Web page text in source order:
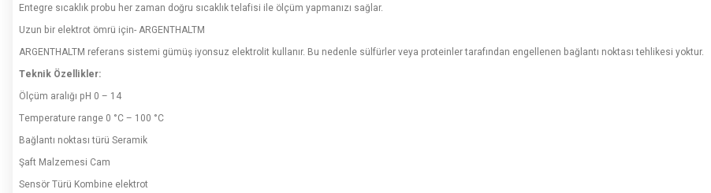
Entegre sıcaklık probu her zaman doğru sıcaklık telafisi ile ölçüm yapmanızı sağlar.
Uzun bir elektrot ömrü için- ARGENTHALTM
ARGENTHALTM referans sistemi gümüş iyonsuz elektrolit kullanır. Bu nedenle sülfürler veya proteinler tarafından engellenen bağlantı noktası tehlikesi yoktur.
Teknik Özellikler:
Ölçüm aralığı pH 0 – 14
Temperature range 0 °C – 100 °C
Bağlantı noktası türü Seramik
Şaft Malzemesi Cam
Sensör Türü Kombine elektrot